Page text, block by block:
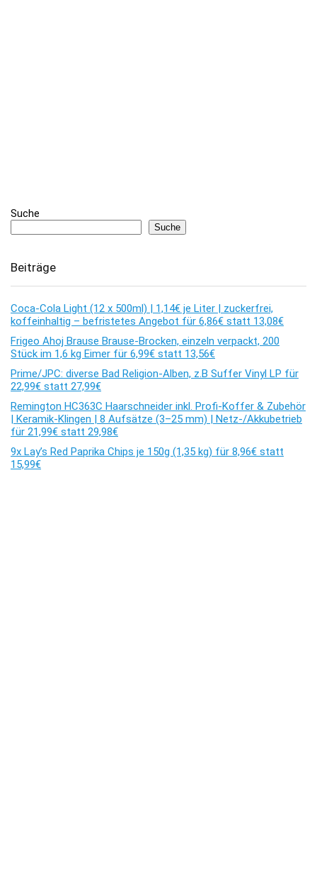
Suche
Suche
Beiträge
Coca-Cola Light (12 x 500ml) | 1,14€ je Liter | zuckerfrei,
koffeinhaltig – befristetes Angebot für 6,86€ statt 13,08€
Frigeo Ahoj Brause Brause-Brocken, einzeln verpackt, 200
Stück im 1,6 kg Eimer für 6,99€ statt 13,56€
Prime/JPC: diverse Bad Religion-Alben, z.B Suffer Vinyl LP für
22,99€ statt 27,99€
Remington HC363C Haarschneider inkl. Profi-Koffer & Zubehör
| Keramik-Klingen | 8 Aufsätze (3–25 mm) | Netz-/Akkubetrieb
für 21,99€ statt 29,98€
9x Lay’s Red Paprika Chips je 150g (1,35 kg) für 8,96€ statt
15,99€